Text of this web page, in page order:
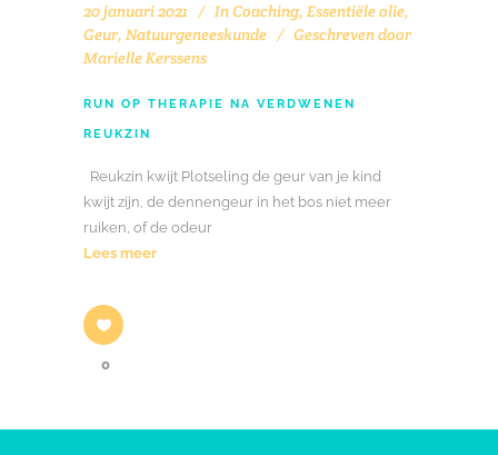
20 januari 2021 InCoaching, Essentiële olie,
Geur, Natuurgeneeskunde
Geschreven door
Marielle Kerssens
RUN OP THERAPIE NA VERDWENEN
REUKZIN
Reukzin kwijt Plotseling de geur van je kind
kwijt zijn, de dennengeur in het bos niet meer
ruiken, of de odeur
Lees meer
0